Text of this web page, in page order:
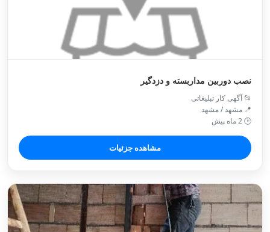
نصب دوربین مداربسته و دزدگیر
📂 آگهی کار تبلیغاتی
📍 مشهد / مشهد
🕒 2 ماه پیش
مشاهده جزئیات